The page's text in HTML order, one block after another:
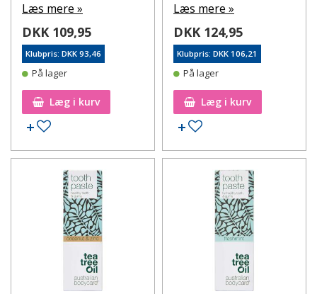
Læs mere »
DKK 109,95
Klubpris: DKK 93,46
På lager
Læg i kurv
Tilføj til ønskeseddel
Læs mere »
DKK 124,95
Klubpris: DKK 106,21
På lager
Læg i kurv
Tilføj til ønskeseddel